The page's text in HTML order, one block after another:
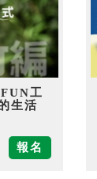
工
生活
報名